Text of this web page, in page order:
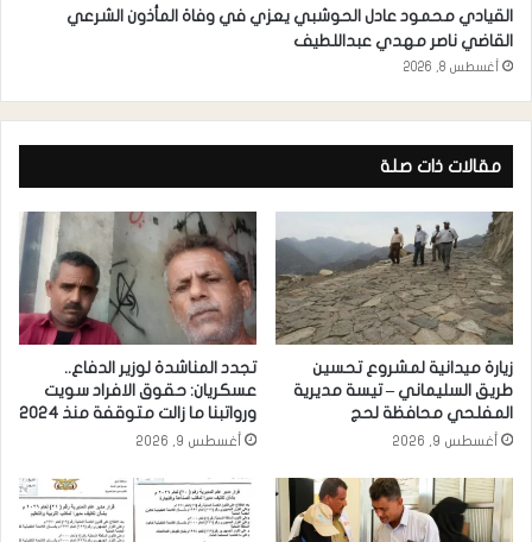
القيادي محمود عادل الحوشبي يعزي في وفاة المأذون الشرعي
القاضي ناصر مهدي عبداللطيف
أغسطس 8, 2026
مقالات ذات صلة
زيارة ميدانية لمشروع تحسين
طريق السليماني – تيسة مديرية
المفلحي محافظة لحج
أغسطس 9, 2026
تجدد المناشدة لوزير الدفاع..
عسكريان: حقوق الافراد سويت
ورواتبنا ما زالت متوقفة منذ 2024
أغسطس 9, 2026